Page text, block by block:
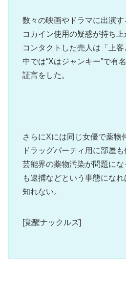
数々の映画やドラマに出演す
コカイン使用の疑惑が持ち
コンタクトした売人は「上
中では“Xはジャンキー”で有
証言をした。
さらにXには同じ女優で薬物
ドラッグパーティ用に部屋も
芸能界の薬物汚染が問題に
も逮捕などという事態にな
知れない。
[覚醒ナックルズ]